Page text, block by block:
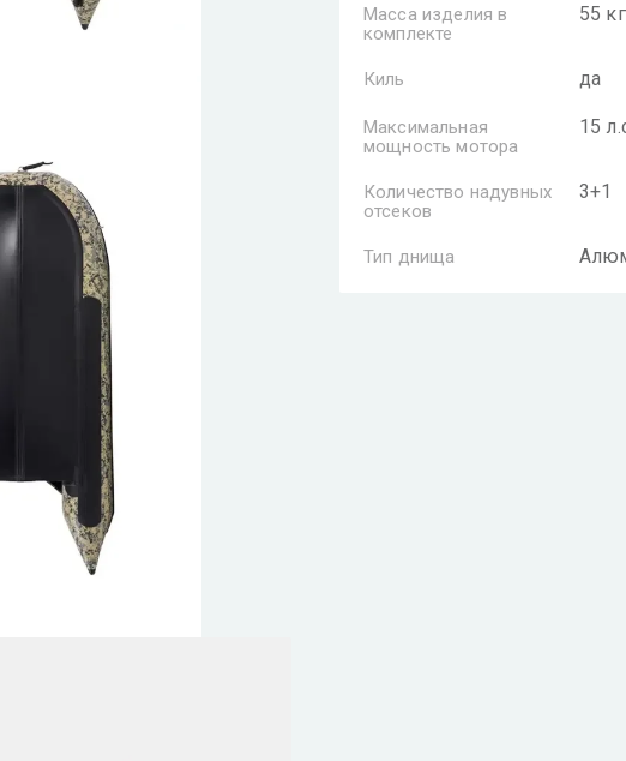
Масса изделия в
комплекте
55 кг
Киль да
Максимальная
мощность мотора
15
Количество надувных
отсеков
3+1
Тип днища